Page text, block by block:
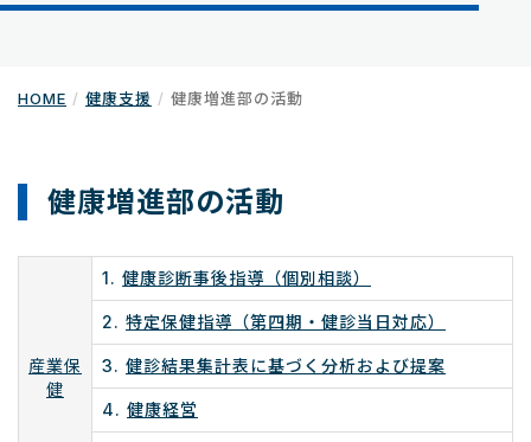
HOME 健康支援 健康増進部の活動
健康増進部の活動
産業保
健
1. 健康診断事後指導（個別相談）
2. 特定保健指導（第四期・健診当日対応）
3. 健診結果集計表に基づく分析および提案
4. 健康経営